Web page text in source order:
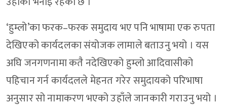
‘हुम्लो’का फरक–फरक समुदाय भए पनि भाषामा एक रुपता
देखिएको कार्यदलका संयोजक लामाले बताउनु भयो । यस
अघि जनगणनामा कतै नदेखिएको हुम्लो आदिवासीको
पहिचान गर्न कार्यदलले मेहनत गरेर समुदायको परिभाषा
अनुसार सो नामाकरण भएको उहाँले जानकारी गराउनु भयो ।